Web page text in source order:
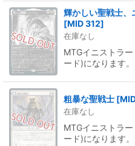
輝かしい聖戦士、
[MID 312]
在庫なし
MTGイニストラ
ード)になります。
粗暴な聖戦士 [
在庫なし
MTGイニストラ
ード)になります。